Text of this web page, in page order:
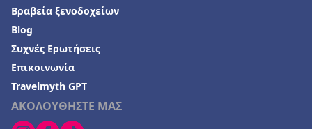
ΑΚΟΛΟΥΘΗΣΤΕ ΜΑΣ
Βραβεία ξενοδοχείων
Blog
Συχνές Ερωτήσεις
Επικοινωνία
Travelmyth GPT